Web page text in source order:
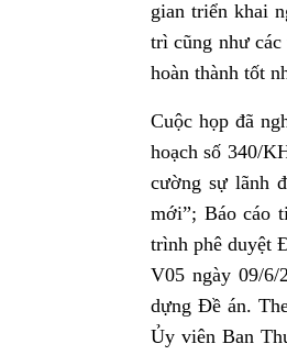
gian triển khai
trì cũng như
hoàn thành tốt
Cuộc họp đã
hoạch số 340/
cường sự lãnh
mới”; Báo cáo
trình phê duyệt
V05 ngày 09/
dựng Đề án.
Ủy viên Ban